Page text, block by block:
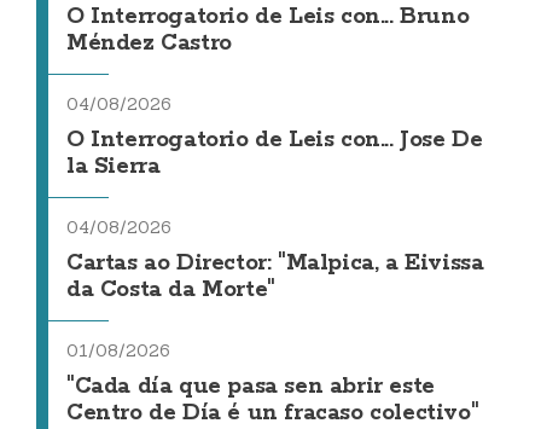
O Interrogatorio de Leis con... Bruno
Méndez Castro
04/08/2026
O Interrogatorio de Leis con... Jose De
la Sierra
04/08/2026
Cartas ao Director: "Malpica, a Eivissa
da Costa da Morte"
01/08/2026
"Cada día que pasa sen abrir este
Centro de Día é un fracaso colectivo"